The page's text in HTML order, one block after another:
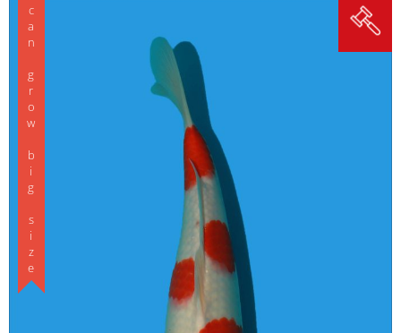
can grow big size